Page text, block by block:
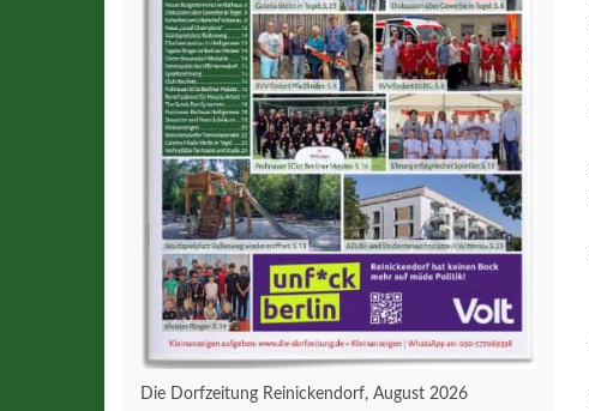
Die Dorfzeitung Reinickendorf, August 2026